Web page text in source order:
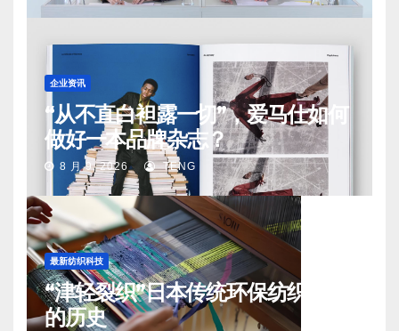
企业资讯
“从不直白袒露一切”，爱马仕如何
做好一本品牌杂志？
8 月 9, 2026 TENG
最新纺织科技
“津轻裂织”日本传统环保纺织工艺
的历史